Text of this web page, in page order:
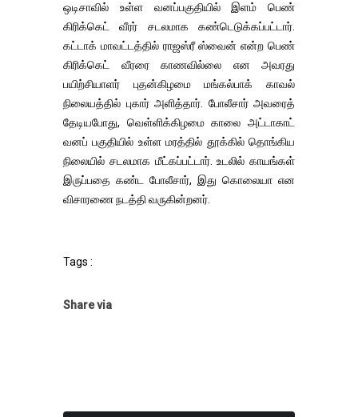
ஒடிசாவில் உள்ள வனப்பகுதியில் இளம் பெண்
கிரிக்கெட் வீரர் சடலமாக கண்டெடுக்கப்பட்டார்.
கட்டாக் மாவட்டத்தில் ராஜஸ்ரீ ஸ்வைன் என்ற பெண்
கிரிக்கெட் வீரரை காணவில்லை என அவரது
பயிற்சியாளர் புதன்கிழமை மங்கல்பாக் காவல்
நிலையத்தில் புகார் அளித்தார். போலீசார் அவரைத்
தேடியபோது, ​​வெள்ளிக்கிழமை காலை அட்டாகாட்
வனப் பகுதியில் உள்ள மரத்தில் தூக்கில் தொங்கிய
நிலையில் சடலமாக மீட்கப்பட்டார். உடலில் காயங்கள்
இருப்பதை கண்ட போலீசார், இது கொலையா என
விசாரணை நடத்தி வருகின்றனர்.
Tags :
Share via